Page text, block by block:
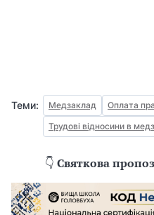
Теми: Медзаклад
Оплата
Трудові відносини в
👇 Святкова